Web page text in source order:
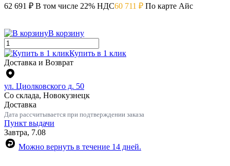
62 691 ₽ В том числе 22% НДС60 711 ₽ По карте Айс
В корзину
Купить в 1 клик
Доставка и Возврат
ул. Циолковского д. 50
Со склада, Новокузнецк
Доставка
Дата рассчитывается при подтверждении заказа
Пункт выдачи
Завтра, 7.08
Можно вернуть в течение 14 дней.